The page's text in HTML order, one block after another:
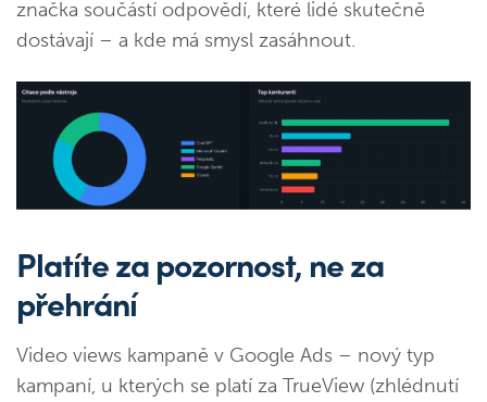
značka součástí odpovědí, které lidé skutečně
dostávají – a kde má smysl zasáhnout.
Platíte za pozornost, ne za
přehrání
Video views kampaně v Google Ads – nový typ
kampaní, u kterých se platí za TrueView (zhlédnutí